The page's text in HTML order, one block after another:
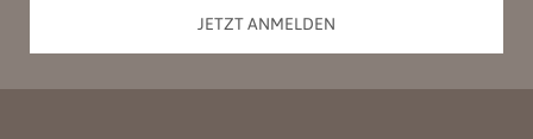
JETZT ANMELDEN